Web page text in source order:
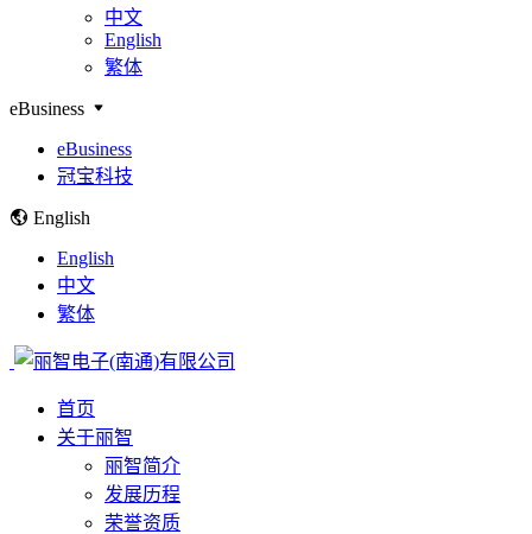
中文
English
繁体
eBusiness
eBusiness
冠宝科技
English
English
中文
繁体
首页
关于丽智
丽智简介
发展历程
荣誉资质